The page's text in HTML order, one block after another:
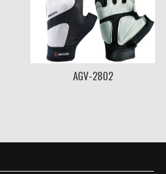
AGV-2802